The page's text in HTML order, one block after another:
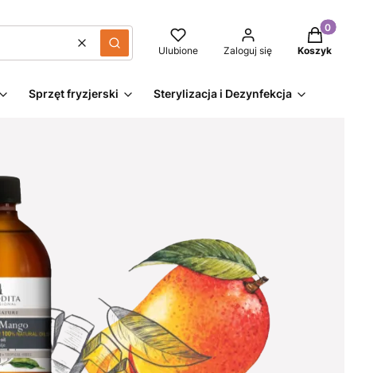
WyczyśćSzukaj Ulubione Zaloguj się
Produkty w
Koszyk
Sprzęt fryzjerski Sterylizacja i Dezynfekcja